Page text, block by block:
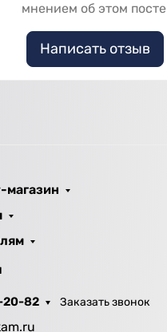
мнением об этом
Написать отзыв
магазин
20-82 Заказать звонок